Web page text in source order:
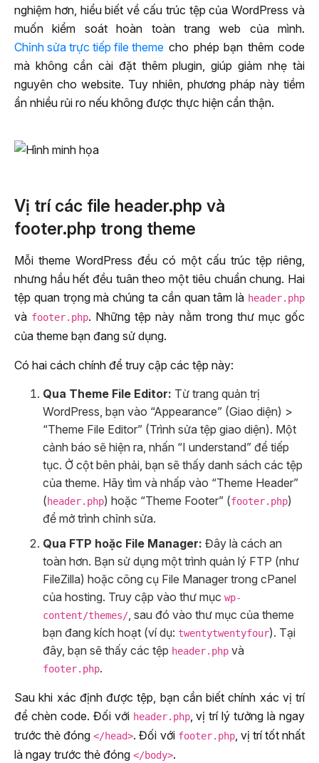
nghiệm hơn, hiểu biết về cấu trúc tệp của WordPress và
muốn kiểm soát hoàn toàn trang web của mình.
Chỉnh sửa trực tiếp file theme cho phép bạn thêm code
mà không cần cài đặt thêm plugin, giúp giảm nhẹ tài
nguyên cho website. Tuy nhiên, phương pháp này tiềm
ẩn nhiều rủi ro nếu không được thực hiện cẩn thận.
Vị trí các file header.php và
footer.php trong theme
Mỗi theme WordPress đều có một cấu trúc tệp riêng,
nhưng hầu hết đều tuân theo một tiêu chuẩn chung. Hai
tệp quan trọng mà chúng ta cần quan tâm là header.php
và footer.php. Những tệp này nằm trong thư mục gốc
của theme bạn đang sử dụng.
Có hai cách chính để truy cập các tệp này:
Qua Theme File Editor: Từ trang quản trị
WordPress, bạn vào “Appearance” (Giao diện) >
“Theme File Editor” (Trình sửa tệp giao diện). Một
cảnh báo sẽ hiện ra, nhấn “I understand” để tiếp
tục. Ở cột bên phải, bạn sẽ thấy danh sách các tệp
của theme. Hãy tìm và nhấp vào “Theme Header”
(header.php) hoặc “Theme Footer” (footer.php)
để mở trình chỉnh sửa.
Qua FTP hoặc File Manager: Đây là cách an
toàn hơn. Bạn sử dụng một trình quản lý FTP (như
FileZilla) hoặc công cụ File Manager trong cPanel
của hosting. Truy cập vào thư mục wp-
content/themes/, sau đó vào thư mục của theme
bạn đang kích hoạt (ví dụ: twentytwentyfour). Tại
đây, bạn sẽ thấy các tệp header.php và
footer.php.
Sau khi xác định được tệp, bạn cần biết chính xác vị trí
để chèn code. Đối với header.php, vị trí lý tưởng là ngay
trước thẻ đóng</head>. Đối với footer.php, vị trí tốt nhất
là ngay trước thẻ đóng </body>.